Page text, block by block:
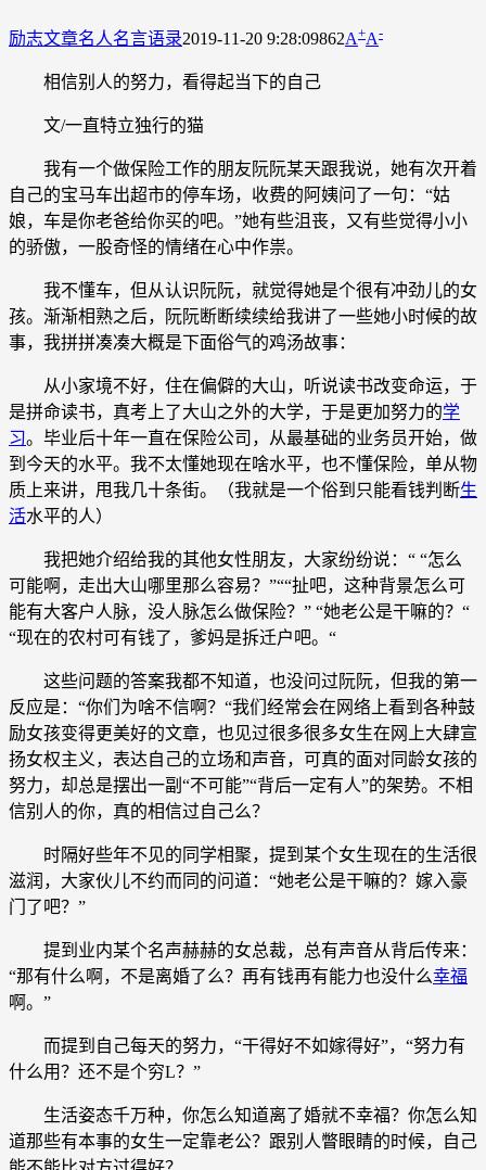
励志文章名人名言语录2019-11-20 9:28:09862A+A-
相信别人的努力，看得起当下的自己
文/一直特立独行的猫
我有一个做保险工作的朋友阮阮某天跟我说，她有次开着
自己的宝马车出超市的停车场，收费的阿姨问了一句：“姑
娘，车是你老爸给你买的吧。”她有些沮丧，又有些觉得小小
的骄傲，一股奇怪的情绪在心中作祟。
我不懂车，但从认识阮阮，就觉得她是个很有冲劲儿的女
孩。渐渐相熟之后，阮阮断断续续给我讲了一些她小时候的故
事，我拼拼凑凑大概是下面俗气的鸡汤故事：
从小家境不好，住在偏僻的大山，听说读书改变命运，于
是拼命读书，真考上了大山之外的大学，于是更加努力的学
习。毕业后十年一直在保险公司，从最基础的业务员开始，做
到今天的水平。我不太懂她现在啥水平，也不懂保险，单从物
质上来讲，甩我几十条街。（我就是一个俗到只能看钱判断生
活水平的人）
我把她介绍给我的其他女性朋友，大家纷纷说：“ “怎么
可能啊，走出大山哪里那么容易？”““扯吧，这种背景怎么可
能有大客户人脉，没人脉怎么做保险？” “她老公是干嘛的？“
“现在的农村可有钱了，爹妈是拆迁户吧。“
这些问题的答案我都不知道，也没问过阮阮，但我的第一
反应是：“你们为啥不信啊？“我们经常会在网络上看到各种鼓
励女孩变得更美好的文章，也见过很多很多女生在网上大肆宣
扬女权主义，表达自己的立场和声音，可真的面对同龄女孩的
努力，却总是摆出一副“不可能”“背后一定有人”的架势。不相
信别人的你，真的相信过自己么？
时隔好些年不见的同学相聚，提到某个女生现在的生活很
滋润，大家伙儿不约而同的问道：“她老公是干嘛的？嫁入豪
门了吧？”
提到业内某个名声赫赫的女总裁，总有声音从背后传来：
“那有什么啊，不是离婚了么？再有钱再有能力也没什么幸福
啊。”
而提到自己每天的努力，“干得好不如嫁得好”，“努力有
什么用？还不是个穷L？”
生活姿态千万种，你怎么知道离了婚就不幸福？你怎么知
道那些有本事的女生一定靠老公？跟别人瞥眼睛的时候，自己